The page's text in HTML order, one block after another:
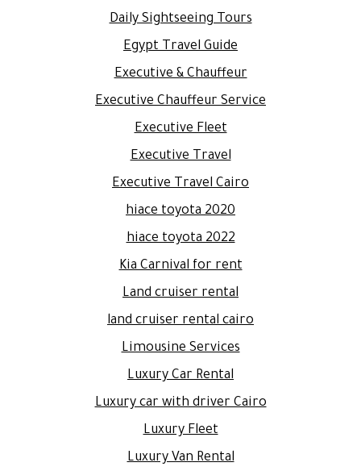
Daily Sightseeing Tours
Egypt Travel Guide
Executive & Chauffeur
Executive Chauffeur Service
Executive Fleet
Executive Travel
Executive Travel Cairo
hiace toyota 2020
hiace toyota 2022
Kia Carnival for rent
Land cruiser rental
land cruiser rental cairo
Limousine Services
Luxury Car Rental
Luxury car with driver Cairo
Luxury Fleet
Luxury Van Rental